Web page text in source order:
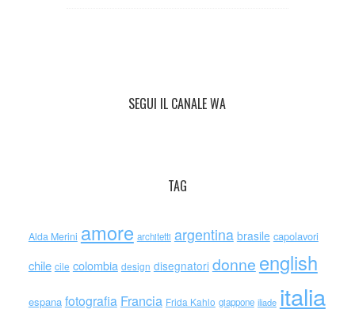
SEGUI IL CANALE WA
TAG
Alda Merini amore architetti argentina brasile capolavori
chile cile colombia design disegnatori donne english
espana fotografia Francia Frida Kahlo giappone iliade italia